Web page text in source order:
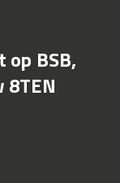
op BSB,
8TEN